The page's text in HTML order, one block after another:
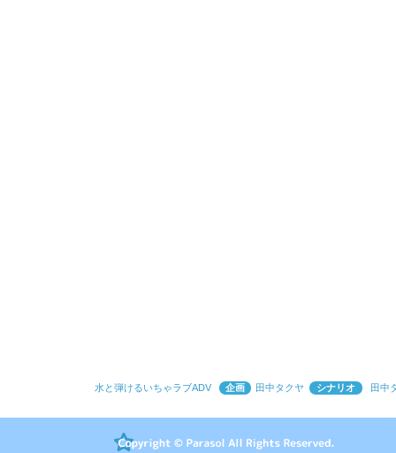
水と弾けるいちゃラブADV 企画 田中タクヤ シナリオ 田中